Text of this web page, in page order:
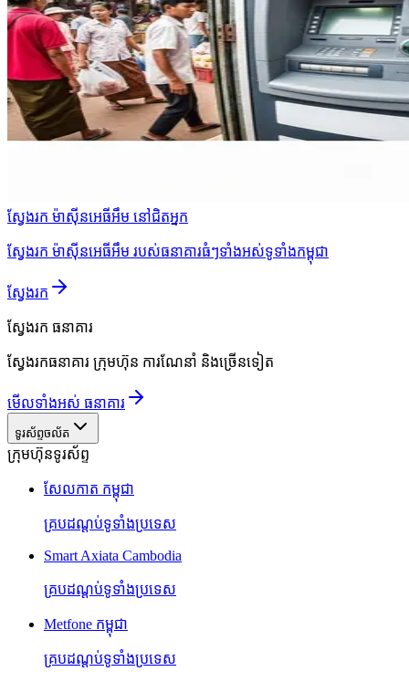
ស្វែងរក ម៉ាស៊ីនអេធីអឹម នៅជិតអ្នក
ស្វែងរក ម៉ាស៊ីនអេធីអឹម របស់ធនាគារធំៗទាំងអស់ទូទាំងកម្ពុជា
ស្វែងរក
ស្វែងរក ធនាគារ
ស្វែងរកធនាគារ ក្រុមហ៊ុន ការណែនាំ និងច្រើនទៀត
មើលទាំងអស់ ធនាគារ
ទូរស័ព្ទចល័ត
ក្រុមហ៊ុនទូរស័ព្ទ
សែលកាត កម្ពុជា
គ្របដណ្តប់ទូទាំងប្រទេស
Smart Axiata Cambodia
គ្របដណ្តប់ទូទាំងប្រទេស
Metfone កម្ពុជា
គ្របដណ្តប់ទូទាំងប្រទេស